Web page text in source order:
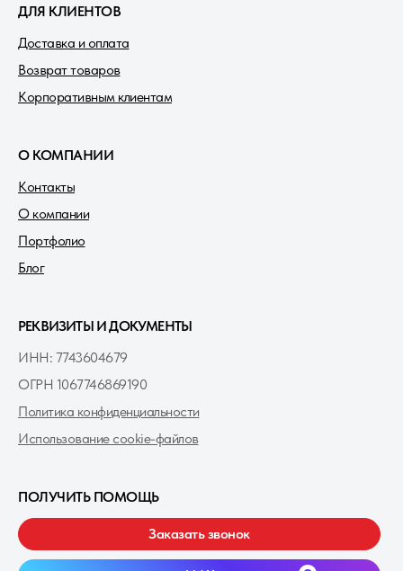
Доставка и оплата
ДЛЯ КЛИЕНТОВ
Возврат товаров
Корпоративным клиентам
Заказать звонок
ПОЛУЧИТЬ ПОМОЩЬ
ИНН: 7743604679
О КОМПАНИИ
Портфолио
Блог
О компании
Контакты
ОГРН 1067746869190
РЕКВИЗИТЫ И ДОКУМЕНТЫ
Политика конфиденциальности
Использование cookie-файлов